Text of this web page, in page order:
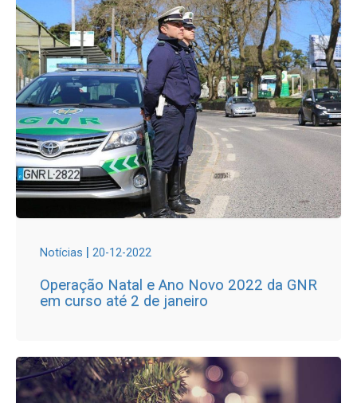
Notícias | 20-12-2022
Operação Natal e Ano Novo 2022 da GNR
em curso até 2 de janeiro